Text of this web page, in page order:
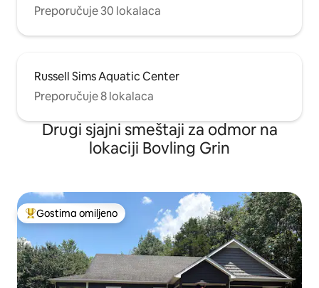
Preporučuje 30 lokalaca
Russell Sims Aquatic Center
Preporučuje 8 lokalaca
Drugi sjajni smeštaji za odmor na
lokaciji Bovling Grin
Najuspešniji među gostima omiljenim
Gostima omiljeno